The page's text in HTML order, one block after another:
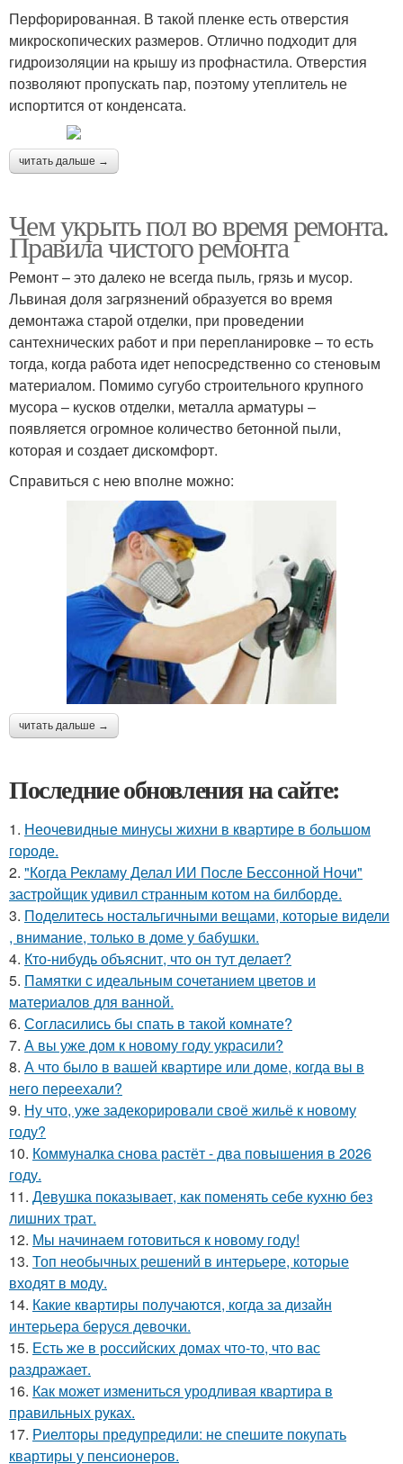
Перфорированная. В такой пленке есть отверстия
микроскопических размеров. Отлично подходит для
гидроизоляции на крышу из профнастила. Отверстия
позволяют пропускать пар, поэтому утеплитель не
испортится от конденсата.
читать дальше →
Чем укрыть пол во время ремонта.
Правила чистого ремонта
Ремонт – это далеко не всегда пыль, грязь и мусор.
Львиная доля загрязнений образуется во время
демонтажа старой отделки, при проведении
сантехнических работ и при перепланировке – то есть
тогда, когда работа идет непосредственно со стеновым
материалом. Помимо сугубо строительного крупного
мусора – кусков отделки, металла арматуры –
появляется огромное количество бетонной пыли,
которая и создает дискомфорт.
Справиться с нею вполне можно:
читать дальше →
Последние обновления на сайте:
1. Неочевидные минусы жихни в квартире в большом
городе.
2. "Когда Рекламу Делал ИИ После Бессонной Ночи"
застройщик удивил странным котом на билборде.
3. Поделитесь ностальгичными вещами, которые видели
, внимание, только в доме у бабушки.
4. Кто-нибудь объяснит, что он тут делает?
5. Памятки с идеальным сочетанием цветов и
материалов для ванной.
6. Согласились бы спать в такой комнате?
7. А вы уже дом к новому году украсили?
8. А что было в вашей квартире или доме, когда вы в
него переехали?
9. Ну что, уже задекорировали своё жильё к новому
году?
10. Коммуналка снова растёт - два повышения в 2026
году.
11. Девушка показывает, как поменять себе кухню без
лишних трат.
12. Мы начинаем готовиться к новому году!
13. Топ необычных решений в интерьере, которые
входят в моду.
14. Какие квартиры получаются, когда за дизайн
интерьера беруся девочки.
15. Есть же в российских домах что-то, что вас
раздражает.
16. Как может измениться уродливая квартира в
правильных руках.
17. Риелторы предупредили: не спешите покупать
квартиры у пенсионеров.